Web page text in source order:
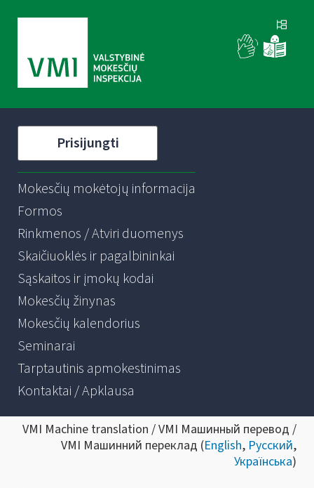
Prisijungti
Mokesčių mokėtojų informacija
Formos
Rinkmenos / Atviri duomenys
Skaičiuoklės ir pagalbininkai
Sąskaitos ir įmokų kodai
Mokesčių žinynas
Mokesčių kalendorius
Seminarai
Tarptautinis apmokestinimas
Kontaktai / Apklausa
VMI Machine translation / VMI Машинный перевод /
VMI Машинний переклад (English, Русский,
Українська)